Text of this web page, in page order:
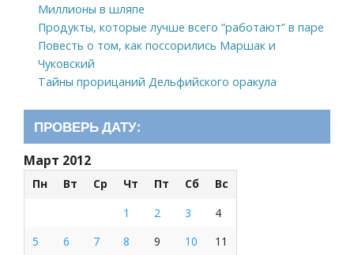
Миллионы в шляпе
Продукты, которые лучше всего “работают” в паре
Повесть о том, как поссорились Маршак и
Чуковский
Тайны прорицаний Дельфийского оракула
ПРОВЕРЬ ДАТУ:
Март 2012
Пн Вт Ср Чт Пт Сб
Вс
1
2 3
4
5
6 7 8 9 10
11